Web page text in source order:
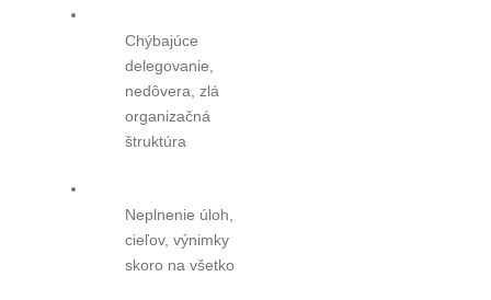
Chýbajúce
delegovanie,
nedôvera, zlá
organizačná
štruktúra
Neplnenie úloh,
cieľov, výnimky
skoro na všetko